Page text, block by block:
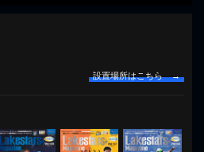
設置場所はこちら →